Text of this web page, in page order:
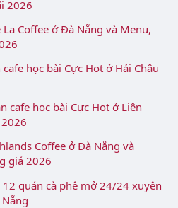
2026
Coffee ở Đà Nẵng và Menu,
học bài Cực Hot ở Hải Châu
cafe học bài Cực Hot ở Liên
Coffee ở Đà Nẵng và
giá 2026
quán cà phê mở 24/24 xuyên